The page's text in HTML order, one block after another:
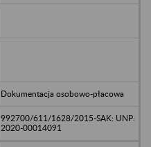
Dokumentacja osobowo-płacowa
992700/611/1628/2015-SAK: UNP:
2020-00014091